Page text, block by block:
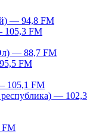
— 94,8 FM
105,3 FM
— 88,7 FM
FM
105,1 FM
республика) — 102,3
FM